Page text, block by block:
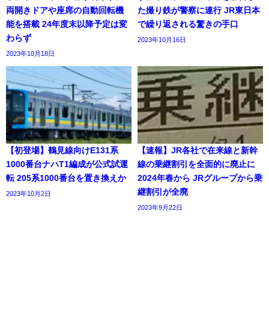
両開きドアや座席の自動回転機
能を搭載 24年度末以降予定は変
わらず
2023年10月18日
た撮り鉄が警察に連行 JR東日本
で繰り返される驚きの手口
2023年10月16日
【初登場】鶴見線向けE131系
1000番台ナハT1編成が公式試運
転 205系1000番台を置き換えか
2023年10月2日
【速報】JR各社で在来線と新幹
線の乗継割引を全面的に廃止に
2024年春から JRグループから乗
継割引が全廃
2023年9月22日